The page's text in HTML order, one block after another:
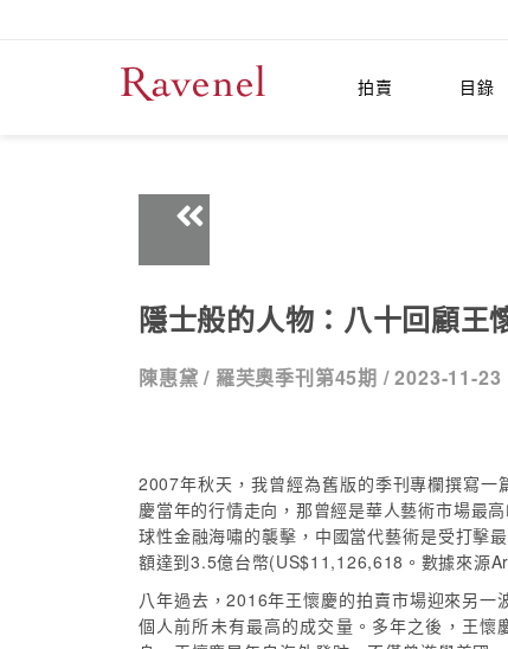
拍賣 目錄
隱士般的人物：八十回顧王
陳惠黛 / 羅芙奧季刊第45期 /2023-11-23
2007年秋天，我曾經為舊版的季刊專欄撰寫
慶當年的行情走向，那曾經是華人藝術市場最
球性金融海嘯的襲擊，中國當代藝術是受打擊
額達到3.5億台幣(US$11,126,618。數據來源
八年過去，2016年王懷慶的拍賣市場迎來另
個人前所未有最高的成交量。多年之後，王